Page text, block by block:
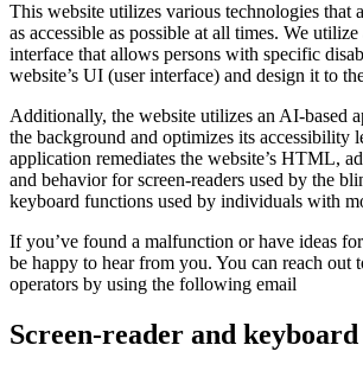
This website utilizes various technologies that
as accessible as possible at all times. We
interface that allows persons with specific
website’s UI (user interface) and design it to
Additionally, the website utilizes an AI-based
the background and optimizes its accessibility
application remediates the website’s HTML,
and behavior for screen-readers used by the
keyboard functions used by individuals with
If you’ve found a malfunction or have ideas
be happy to hear from you. You can reach out
operators by using the following email
Screen-reader and